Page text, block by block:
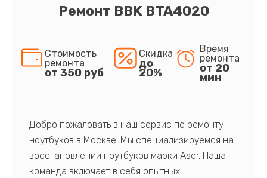
Ремонт BBK BTA4020
Стоимость
ремонта
от 350 руб
Скидка
до
20%
Время
ремонта
от 20
мин
Добро пожаловать в наш сервис по ремонту
ноутбуков в Москве. Мы специализируемся на
восстановлении ноутбуков марки Aser. Наша
команда включает в себя опытных